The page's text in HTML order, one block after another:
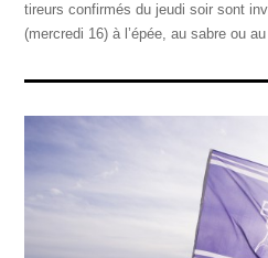
tireurs confirmés du jeudi soir sont
(mercredi 16) à l’épée, au sabre ou